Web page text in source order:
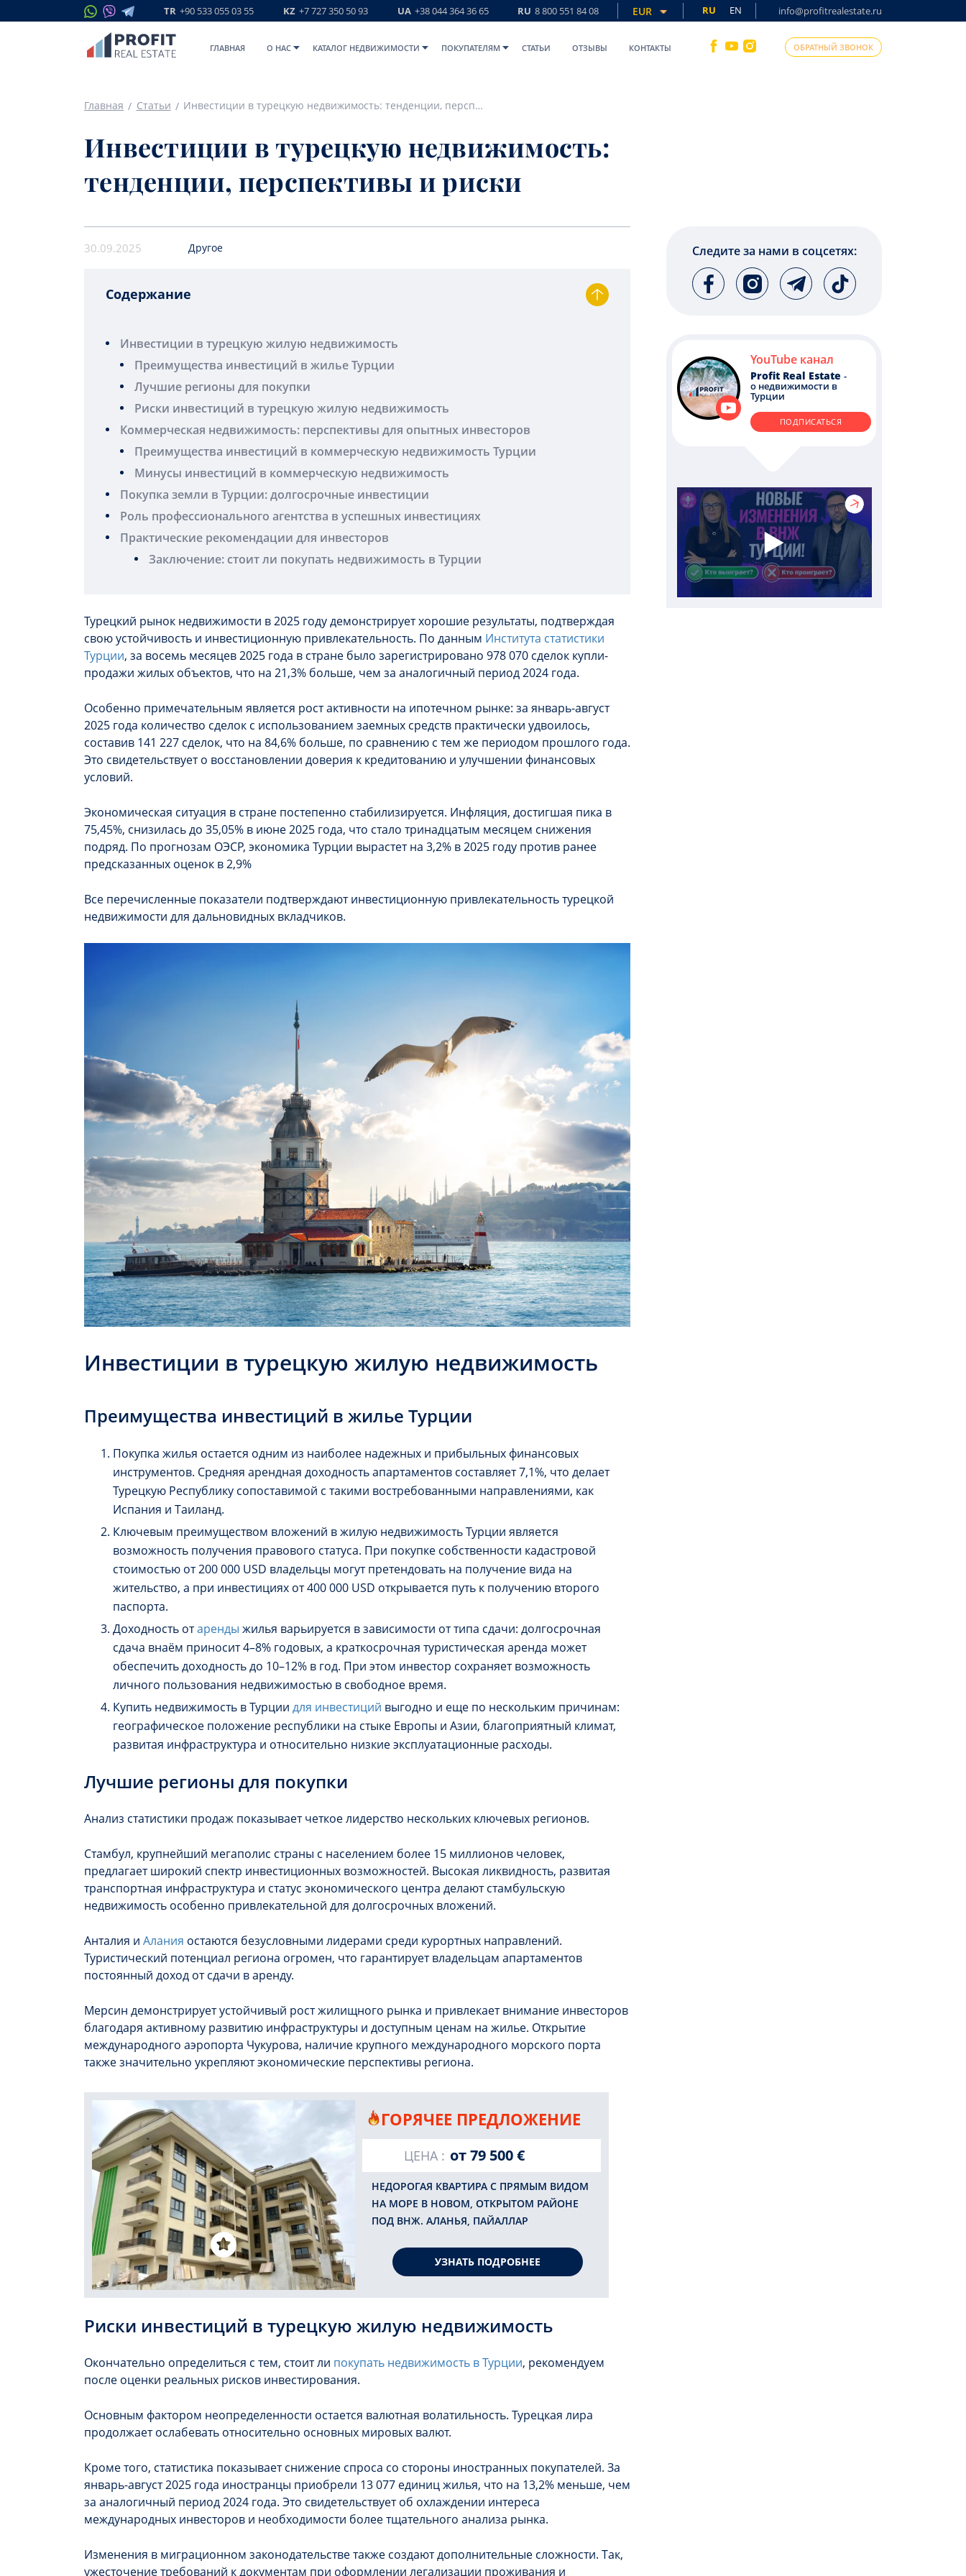
TR +90 533 055 03 55 KZ +7 727 350 50 93 UA +38 044 364 36 65 RU 8 800 551 84 08 EUR RU EN info@profitrealestate.ru
ГЛАВНАЯ O НАС КАТАЛОГ НЕДВИЖИМОСТИ ПОКУПАТЕЛЯМ СТАТЬИ ОТЗЫВЫ КОНТАКТЫ ОБРАТНЫЙ ЗВОНОК
Главная Статьи Инвестиции в турецкую недвижимость: тенденции, перспективы и риски
Инвестиции в турецкую недвижимость:
тенденции, перспективы и риски
30.09.2025 Другое
Содержание
Инвестиции в турецкую жилую недвижимость
Преимущества инвестиций в жилье Турции
Лучшие регионы для покупки
Риски инвестиций в турецкую жилую недвижимость
Коммерческая недвижимость: перспективы для опытных инвесторов
Преимущества инвестиций в коммерческую недвижимость Турции
Минусы инвестиций в коммерческую недвижимость
Покупка земли в Турции: долгосрочные инвестиции
Роль профессионального агентства в успешных инвестициях
Практические рекомендации для инвесторов
Заключение: стоит ли покупать недвижимость в Турции
Турецкий рынок недвижимости в 2025 году демонстрирует хорошие результаты, подтверждая
свою устойчивость и инвестиционную привлекательность. По данным Института статистики
Турции, за восемь месяцев 2025 года в стране было зарегистрировано 978 070 сделок купли-
продажи жилых объектов, что на 21,3% больше, чем за аналогичный период 2024 года.
Особенно примечательным является рост активности на ипотечном рынке: за январь-август
2025 года количество сделок с использованием заемных средств практически удвоилось,
составив 141 227 сделок, что на 84,6% больше, по сравнению с тем же периодом прошлого года.
Это свидетельствует о восстановлении доверия к кредитованию и улучшении финансовых
условий.
Экономическая ситуация в стране постепенно стабилизируется. Инфляция, достигшая пика в
75,45%, снизилась до 35,05% в июне 2025 года, что стало тринадцатым месяцем снижения
подряд. По прогнозам ОЭСР, экономика Турции вырастет на 3,2% в 2025 году против ранее
предсказанных оценок в 2,9%
Все перечисленные показатели подтверждают инвестиционную привлекательность турецкой
недвижимости для дальновидных вкладчиков.
Инвестиции в турецкую жилую недвижимость
Преимущества инвестиций в жилье Турции
Покупка жилья остается одним из наиболее надежных и прибыльных финансовых
инструментов. Средняя арендная доходность апартаментов составляет 7,1%, что делает
Турецкую Республику сопоставимой с такими востребованными направлениями, как
Испания и Таиланд.
Ключевым преимуществом вложений в жилую недвижимость Турции является
возможность получения правового статуса. При покупке собственности кадастровой
стоимостью от 200 000 USD владельцы могут претендовать на получение вида на
жительство, а при инвестициях от 400 000 USD открывается путь к получению второго
паспорта.
Доходность отаренды жилья варьируется в зависимости от типа сдачи: долгосрочная
сдача внаём приносит 4–8% годовых, а краткосрочная туристическая аренда может
обеспечить доходность до 10–12% в год. При этом инвестор сохраняет возможность
личного пользования недвижимостью в свободное время.
Купить недвижимость в Турции для инвестиций выгодно и еще по нескольким причинам:
географическое положение республики на стыке Европы и Азии, благоприятный климат,
развитая инфраструктура и относительно низкие эксплуатационные расходы.
Лучшие регионы для покупки
Анализ статистики продаж показывает четкое лидерство нескольких ключевых регионов.
Стамбул, крупнейший мегаполис страны с населением более 15 миллионов человек,
предлагает широкий спектр инвестиционных возможностей. Высокая ликвидность, развитая
транспортная инфраструктура и статус экономического центра делают стамбульскую
недвижимость особенно привлекательной для долгосрочных вложений.
Анталия и Алания остаются безусловными лидерами среди курортных направлений.
Туристический потенциал региона огромен, что гарантирует владельцам апартаментов
постоянный доход от сдачи в аренду.
Мерсин демонстрирует устойчивый рост жилищного рынка и привлекает внимание инвесторов
благодаря активному развитию инфраструктуры и доступным ценам на жилье. Открытие
международного аэропорта Чукурова, наличие крупного международного морского порта
также значительно укрепляют экономические перспективы региона.
ГОРЯЧЕЕ ПРЕДЛОЖЕНИЕ
ЦЕНА : от79 500 €
НЕДОРОГАЯ КВАРТИРА С ПРЯМЫМ ВИДОМ
НА МОРЕ В НОВОМ, ОТКРЫТОМ РАЙОНЕ
ПОД ВНЖ. АЛАНЬЯ, ПАЙАЛЛАР
УЗНАТЬ ПОДРОБНЕЕ
Риски инвестиций в турецкую жилую недвижимость
Окончательно определиться с тем, стоит ли покупать недвижимость в Турции, рекомендуем
после оценки реальных рисков инвестирования.
Основным фактором неопределенности остается валютная волатильность. Турецкая лира
продолжает ослабевать относительно основных мировых валют.
Кроме того, статистика показывает снижение спроса со стороны иностранных покупателей. За
январь-август 2025 года иностранцы приобрели 13 077 единиц жилья, что на 13,2% меньше, чем
за аналогичный период 2024 года. Это свидетельствует об охлаждении интереса
международных инвесторов и необходимости более тщательного анализа рынка.
Изменения в миграционном законодательстве также создают дополнительные сложности. Так,
ужесточение требований к документам при оформлении легализации проживания и
Следите за нами в соцсетях:
YouTube канал
Profit Real Estate -
о недвижимости в
Турции
ПОДПИСАТЬСЯ